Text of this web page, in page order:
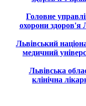
Головне
охорони
Львівський
медичний
Львівська
клінічна